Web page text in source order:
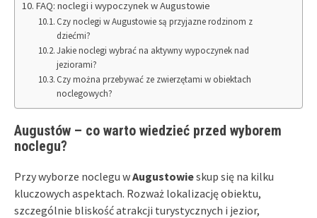
FAQ: noclegi i wypoczynek w Augustowie
Czy noclegi w Augustowie są przyjazne rodzinom z
dziećmi?
Jakie noclegi wybrać na aktywny wypoczynek nad
jeziorami?
Czy można przebywać ze zwierzętami w obiektach
noclegowych?
Augustów – co warto wiedzieć przed wyborem
noclegu?
Przy wyborze noclegu wAugustowieskup się na kilku
kluczowych aspektach. Rozważ lokalizację obiektu,
szczególnie bliskość atrakcji turystycznych i jezior,